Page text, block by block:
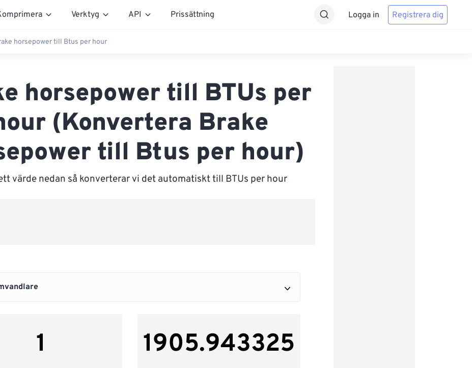
Verktyg API Prissättning Logga in Registrera dig
horsepower till Btus per hour
horsepower till BTUs per
(Konvertera Brake
till Btus per hour)
värde nedan så konverterar vi det automatiskt till BTUs per hour